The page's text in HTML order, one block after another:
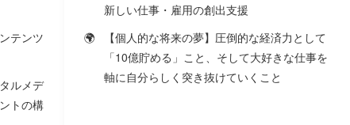
テンツ
ルメデ
トの構
新しい仕事・雇用の創出支援
【個人的な将来の夢】圧倒的な経済力として
「10億貯める」こと、そして大好きな仕事を
軸に自分らしく突き抜けていくこと